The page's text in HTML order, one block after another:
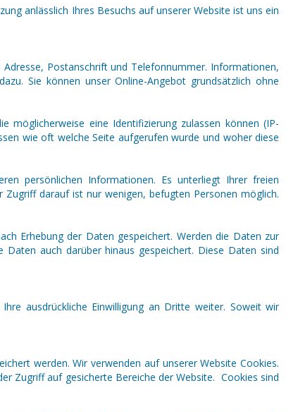
anlässlich Ihres Besuchs auf unserer Website ist uns ein
Postanschrift und Telefonnummer. Informationen,
Sie können unser Online-Angebot grundsätzlich ohne
möglicherweise eine Identifizierung zulassen können (IP-
wie oft welche Seite aufgerufen wurde und woher diese
persönlichen Informationen. Es unterliegt Ihrer freien
Zugriff darauf ist nur wenigen, befugten Personen möglich.
Erhebung der Daten gespeichert. Werden die Daten zur
Daten auch darüber hinaus gespeichert. Diese Daten sind
ausdrückliche Einwilligung an Dritte weiter. Soweit wir
werden. Wir verwenden auf unserer Website Cookies.
Zugriff auf gesicherte Bereiche der Website. Cookies sind